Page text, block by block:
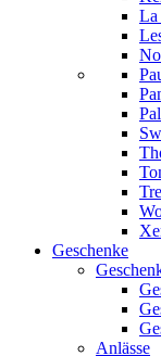
La
Geschenke
Anlässe